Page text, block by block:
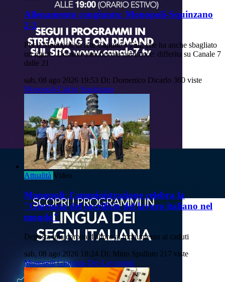
Allenamento congiunto: Monopoli-Squinzano
2-2
Per il Monopoli in rete Capone e Fall, che ha anche sbagliato
un rigore. Domani amichevole col Lecce: differita su Canale 7
dalle 21
sab, 08 ago 2026 19:53 Di: Domenico Dicarlo 360 viste
Monopoli-Calcio Squinzano
Attualità Video
Monopoli: l'amministrazione celebra la
"Giornata del sacrificio del lavoro italiano nel
mondo"
Deposta una corona d'alloro al monumento ai caduti
sab, 08 ago 2026 18:24 Di: Mino Spalluto 217 viste
Monopoli Giornata-Dei-Lavoratori